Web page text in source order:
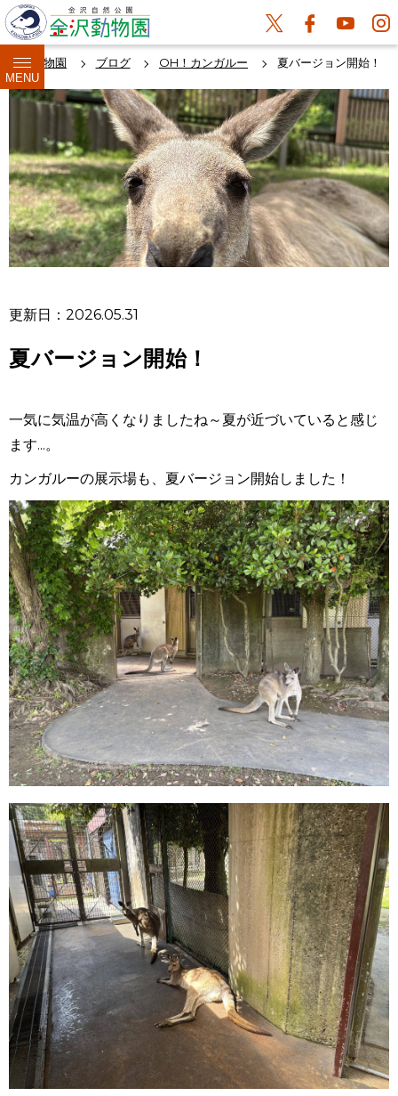
MENU
金沢動物園 ブログ OH！カンガルー 夏バージョン開始！
更新日：2026.05.31
夏バージョン開始！
一気に気温が高くなりましたね～夏が近づいていると感じ
ます...。
カンガルーの展示場も、夏バージョン開始しました！